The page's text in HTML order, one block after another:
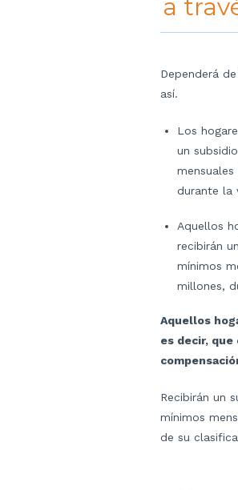
a
Dependerá
así.
Los
un
durante la
Aquellos
recibirán
mínimos
millones,
Aquellos
es decir, que
Recibirán un
mínimos
de su